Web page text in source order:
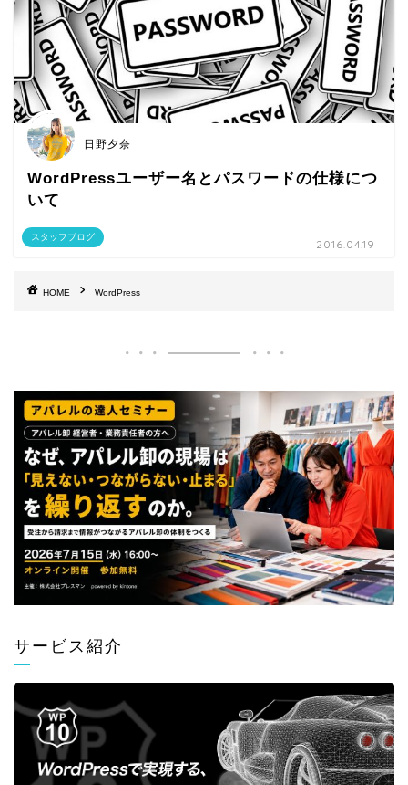
スタッフブログ
日野夕奈
WordPressユーザー名とパスワードの仕様につ
いて
2016.04.19
HOME WordPress
サービス紹介